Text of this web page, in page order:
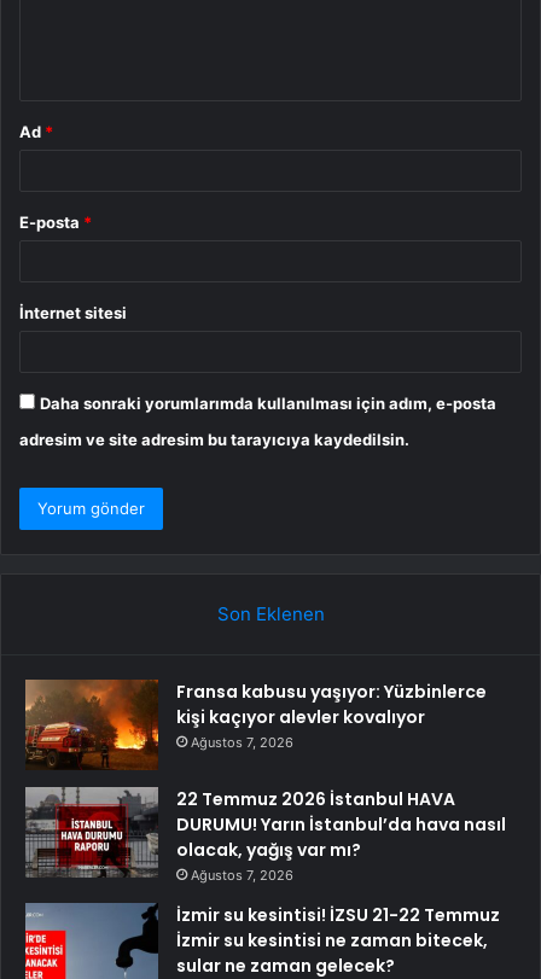
Ad *
E-posta *
İnternet sitesi
Daha sonraki yorumlarımda kullanılması için adım, e-posta
adresim ve site adresim bu tarayıcıya kaydedilsin.
Son Eklenen
Fransa kabusu yaşıyor: Yüzbinlerce
kişi kaçıyor alevler kovalıyor
Ağustos 7, 2026
22 Temmuz 2026 İstanbul HAVA
DURUMU! Yarın İstanbul’da hava nasıl
olacak, yağış var mı?
Ağustos 7, 2026
İzmir su kesintisi! İZSU 21-22 Temmuz
İzmir su kesintisi ne zaman bitecek,
sular ne zaman gelecek?